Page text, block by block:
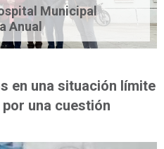
Municipal
Anual
en una situación límite
una cuestión